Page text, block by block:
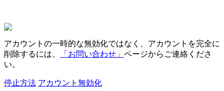
アカ ウ ン ト の一時的な無効化ではな く アカ ウ ン ト を完全に
削 除するには 「 お問い合わせ 」 ページから ご連絡 く ださ
い。
停止方法 アカウント無効化